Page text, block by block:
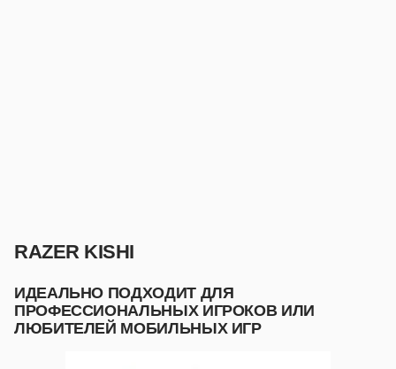
RAZER KISHI
ИДЕАЛЬНО ПОДХОДИТ ДЛЯ
ПРОФЕССИОНАЛЬНЫХ ИГРОКОВ ИЛИ
ЛЮБИТЕЛЕЙ МОБИЛЬНЫХ ИГР